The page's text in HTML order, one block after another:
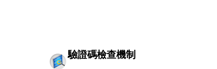
驗證碼檢查機制